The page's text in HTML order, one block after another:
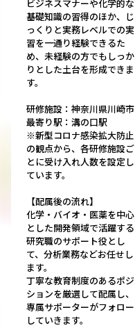
ビジネスマナーや化学的な
基礎知識の習得のほか、じ
っくりと実務レベルでの実
習を一通り経験できるた
め、未経験の方でもしっか
りとした土台を形成できま
す。
研修施設：神奈川県川崎市
最寄り駅：溝の口駅
※新型コロナ感染拡大防止
の観点から、各研修施設ご
とに受け入れ人数を設定し
ています。
【配属後の流れ】
化学・バイオ・医薬を中心
とした開発領域で活躍する
研究職のサポート役とし
て、分析業務などお任せし
ます。
丁寧な教育制度のあるポジ
ションを厳選して配属し、
専属サポーターがフォロー
していきます。